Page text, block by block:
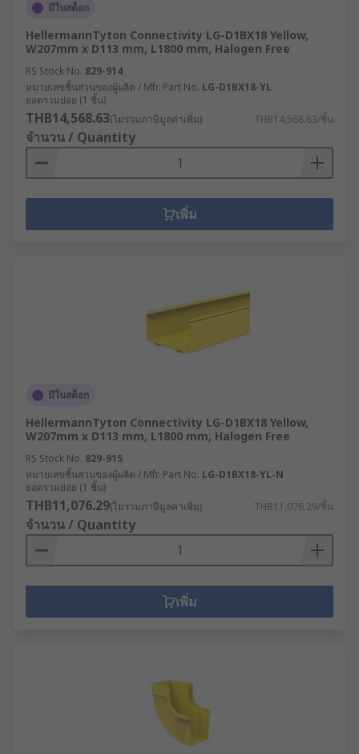
มีในสต็อก
HellermannTyton Connectivity LG-D1BX18 Yellow,
W207mm x D113 mm, L1800 mm, Halogen Free
RS Stock No. 829-914
หมายเลขชิ้นส่วนของผู้ผลิต / Mfr. Part No. LG-D1BX18-YL
ยอดรวมย่อย (1 ชิ้น)
THB14,568.63(ไม่รวมภาษีมูลค่าเพิ่ม) THB14,568.63/ชิ้น
จำนวน / Quantity
เพิ่ม
มีในสต็อก
HellermannTyton Connectivity LG-D1BX18 Yellow,
W207mm x D113 mm, L1800 mm, Halogen Free
RS Stock No. 829-915
หมายเลขชิ้นส่วนของผู้ผลิต / Mfr. Part No. LG-D1BX18-YL-N
ยอดรวมย่อย (1 ชิ้น)
THB11,076.29(ไม่รวมภาษีมูลค่าเพิ่ม) THB11,076.29/ชิ้น
จำนวน / Quantity
เพิ่ม